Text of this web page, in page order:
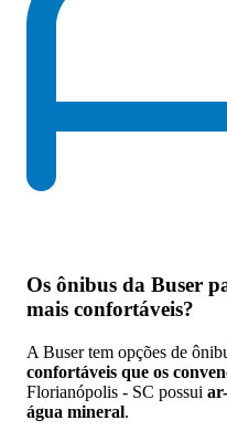
Os ônibus da Buser
mais confortáveis?
A Buser tem opções de
confortáveis que os
Florianópolis - SC possui
água mineral.